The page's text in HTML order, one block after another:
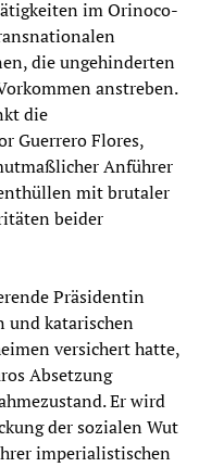
im Orinoco-
die ungehinderten
anstreben.
die
Guerrero Flores,
Anführer
mit brutaler
beider
Präsidentin
und katarischen
versichert hatte,
Absetzung
Er wird
der sozialen Wut
imperialistischen